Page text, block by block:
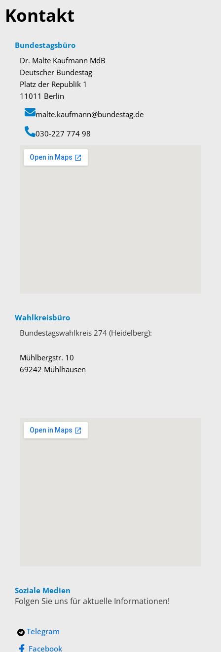
Kontakt
Bundestagsbüro
Dr. Malte Kaufmann MdB
Deutscher Bundestag
Platz der Republik 1
11011 Berlin
malte.kaufmann@bundestag.de
‭030-227 774 98‬
Wahlkreisbüro
Bundestagswahlkreis 274 (Heidelberg):
Mühlbergstr. 10
69242 Mühlhausen
Soziale Medien
Folgen Sie uns für aktuelle Informationen!
Telegram
Facebook